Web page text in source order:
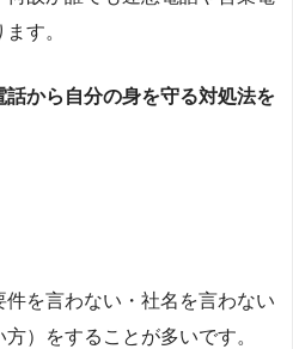
す。
話から自分の身を守る対処法を
を言わない・社名を言わない
）をすることが多いです。